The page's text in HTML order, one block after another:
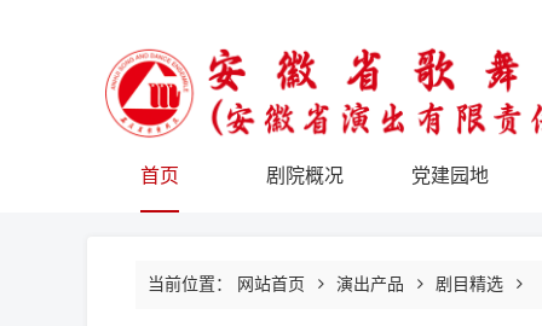
首页 剧院概况 党建园地
当前位置： 网站首页 演出产品 剧目精选